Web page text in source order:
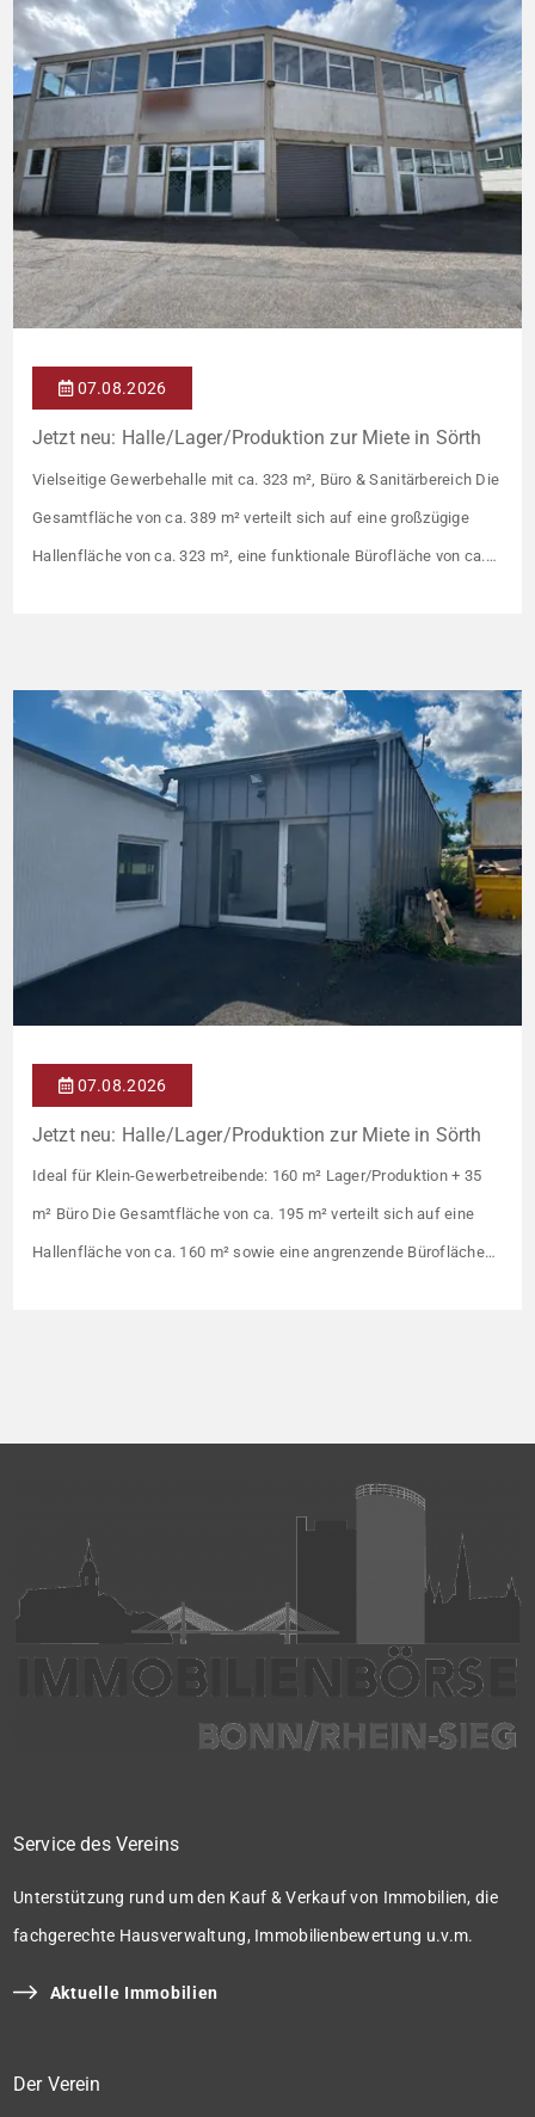
07.08.2026
Jetzt neu: Halle/Lager/Produktion zur Miete in Sörth
Vielseitige Gewerbehalle mit ca. 323 m², Büro & Sanitärbereich Die
Gesamtfläche von ca. 389 m² verteilt sich auf eine großzügige
Hallenfläche von ca. 323 m², eine funktionale Bürofläche von ca.
07.08.2026
Jetzt neu: Halle/Lager/Produktion zur Miete in Sörth
Ideal für Klein-Gewerbetreibende: 160 m² Lager/Produktion + 35
m² Büro Die Gesamtfläche von ca. 195 m² verteilt sich auf eine
Hallenfläche von ca. 160 m² sowie eine angrenzende Bürofläche
Der Verein
Service des Vereins
Unterstützung rund um den Kauf & Verkauf von Immobilien, die
fachgerechte Hausverwaltung, Immobilienbewertung u.v.m.
Aktuelle Immobilien